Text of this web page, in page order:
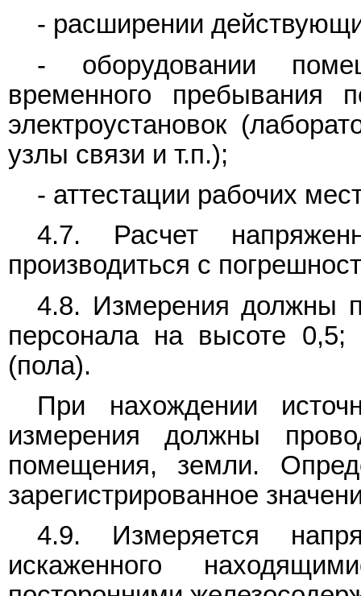
- расширении
- оборудовании
временного пребывания
электроустановок
узлы связи и т.п.);
- аттестации рабочих
4.7. Расчет
производиться с
4.8. Измерения должны
персонала на высоте
(пола).
При нахождении
измерения должны
помещения, земли.
зарегистрированное
4.9. Измеряется
искаженного